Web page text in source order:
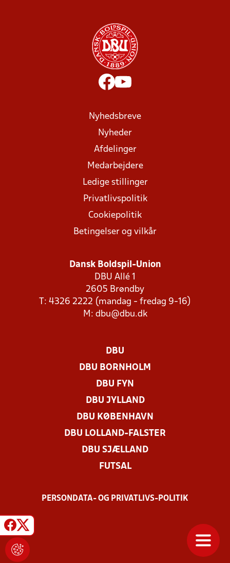
Nyhedsbreve
Nyheder
Afdelinger
Medarbejdere
Ledige stillinger
Privatlivspolitik
Cookiepolitik
Betingelser og vilkår
Dansk Boldspil-Union
DBU Allé 1
2605 Brøndby
T: 4326 2222 (mandag - fredag 9-16)
M: dbu@dbu.dk
DBU
DBU BORNHOLM
DBU FYN
DBU JYLLAND
DBU KØBENHAVN
DBU LOLLAND-FALSTER
DBU SJÆLLAND
FUTSAL
PERSONDATA- OG PRIVATLIVS-POLITIK